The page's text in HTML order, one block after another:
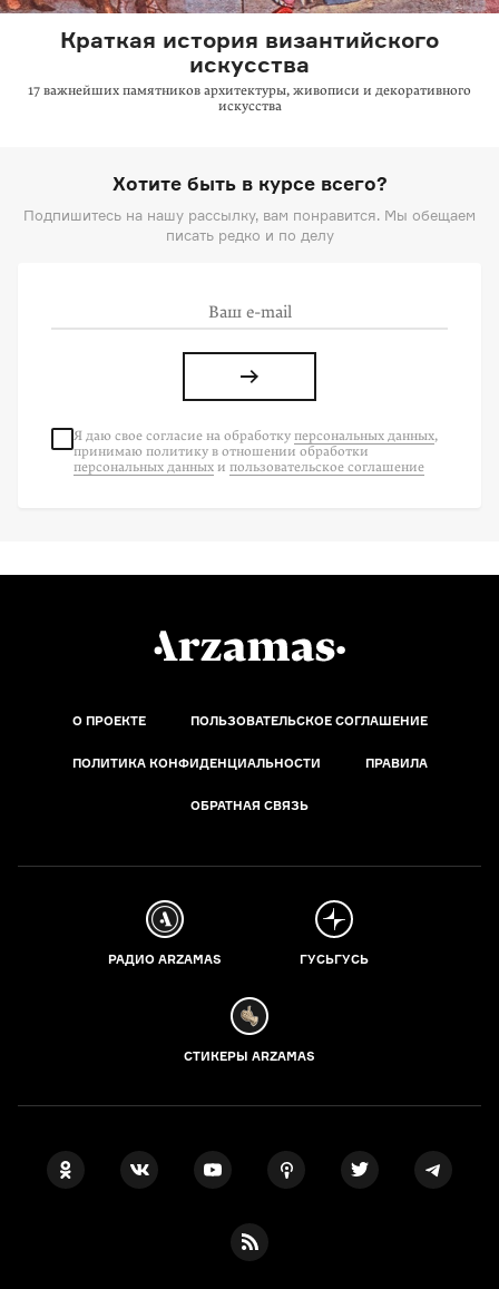
Краткая история византийского
искусства
17 важнейших памятников архитектуры, живописи и декоративного
искусства
Хотите быть в курсе всего?
Подпишитесь на нашу рассылку, вам понравится. Мы обещаем
писать редко и по делу
Я даю свое согласие на обработку персональных данных,
принимаю политику в отношении обработки
персональных данных и пользовательское соглашение
О ПРОЕКТЕ ПОЛЬЗОВАТЕЛЬСКОЕ СОГЛАШЕНИЕ
ПОЛИТИКА КОНФИДЕНЦИАЛЬНОСТИ ПРАВИЛА
ОБРАТНАЯ СВЯЗЬ
РАДИО ARZAMAS ГУСЬГУСЬ
СТИКЕРЫ ARZAMAS